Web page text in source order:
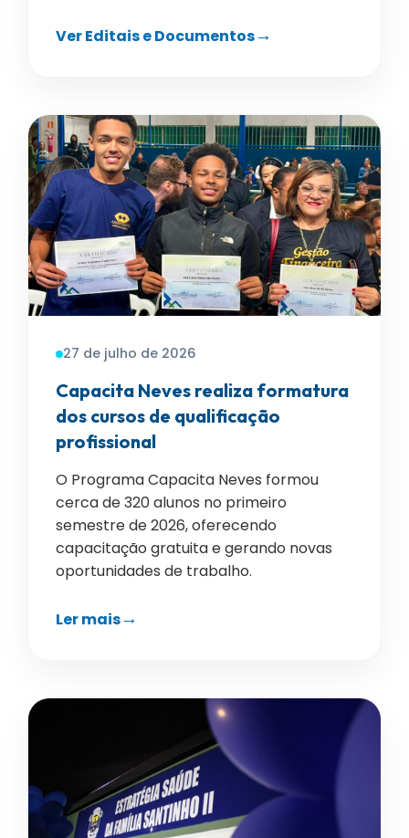
Ver Editais e Documentos
27 de julho de 2026
Capacita Neves realiza formatura
dos cursos de qualificação
profissional
O Programa Capacita Neves formou
cerca de 320 alunos no primeiro
semestre de 2026, oferecendo
capacitação gratuita e gerando novas
oportunidades de trabalho.
Ler mais